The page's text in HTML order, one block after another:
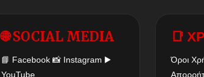
🌐 SOCIAL MEDIA
📘 Facebook📸 Instagram ▶️
YouTube
📑
Όροι